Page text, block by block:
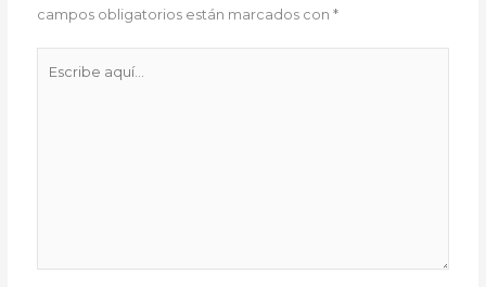
campos obligatorios están marcados con*